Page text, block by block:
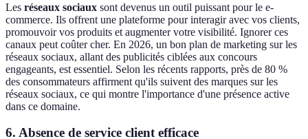
Les réseaux sociaux sont devenus un outil puissant pour le e-
commerce. Ils offrent une plateforme pour interagir avec vos clients,
promouvoir vos produits et augmenter votre visibilité. Ignorer ces
canaux peut coûter cher. En 2026, un bon plan de marketing sur les
réseaux sociaux, allant des publicités ciblées aux concours
engageants, est essentiel. Selon les récents rapports, près de 80 %
des consommateurs affirment qu'ils suivent des marques sur les
réseaux sociaux, ce qui montre l'importance d'une présence active
dans ce domaine.
6. Absence de service client efficace